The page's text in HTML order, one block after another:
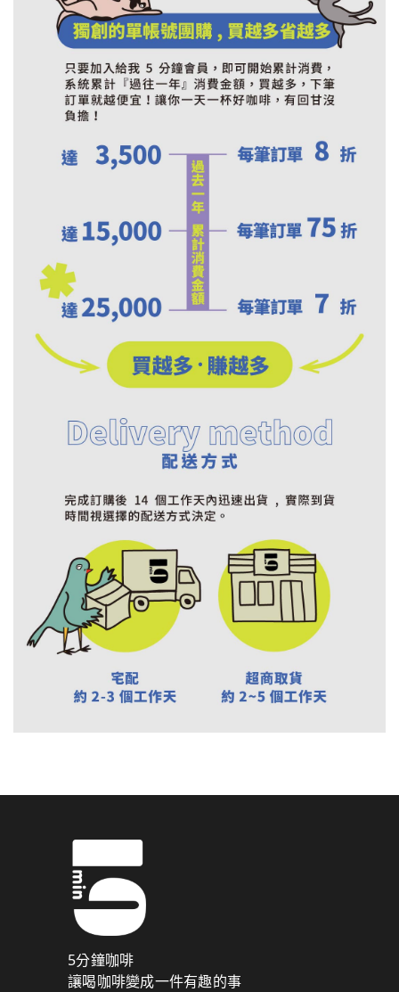
5分鐘咖啡
讓喝咖啡變成一件有趣的事